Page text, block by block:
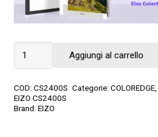
Aggiungi al carrello
COD: CS2400S Categorie: COLOREDGE
EIZO CS2400S
Brand: EIZO